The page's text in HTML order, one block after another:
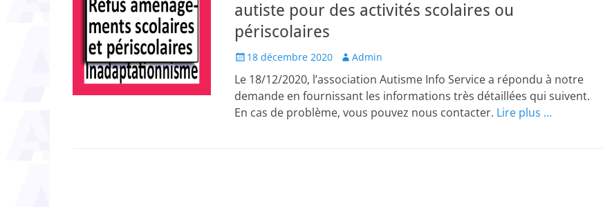
autiste pour des activités scolaires ou
périscolaires
Posted
18 décembre 2020 Author
Admin
Le 18/12/2020, l’association Autisme Info Service a répondu à notre
demande en fournissant les informations très détaillées qui suivent.
En cas de problème, vous pouvez nous contacter. Lire plus …